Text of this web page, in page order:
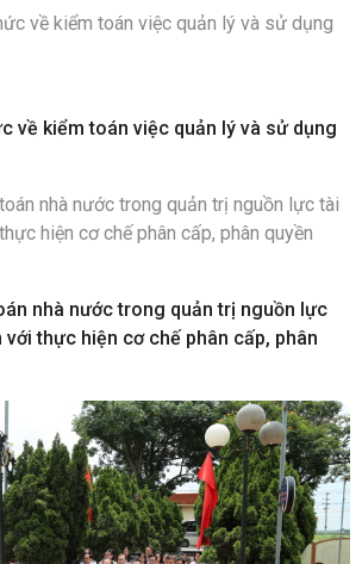
về kiểm toán việc quản lý và sử dụng
nhà nước trong quản trị nguồn lực
thực hiện cơ chế phân cấp, phân